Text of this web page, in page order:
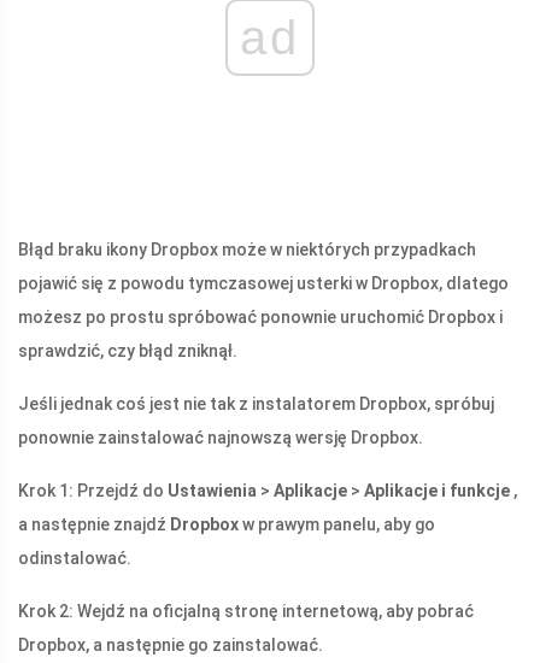
ad
Błąd braku ikony Dropbox może w niektórych przypadkach
pojawić się z powodu tymczasowej usterki w Dropbox, dlatego
możesz po prostu spróbować ponownie uruchomić Dropbox i
sprawdzić, czy błąd zniknął.
Jeśli jednak coś jest nie tak z instalatorem Dropbox, spróbuj
ponownie zainstalować najnowszą wersję Dropbox.
Krok 1: Przejdź do Ustawienia > Aplikacje > Aplikacje i funkcje ,
a następnie znajdź Dropboxw prawym panelu, aby go
odinstalować.
Krok 2: Wejdź na oficjalną stronę internetową, aby pobrać
Dropbox, a następnie go zainstalować.